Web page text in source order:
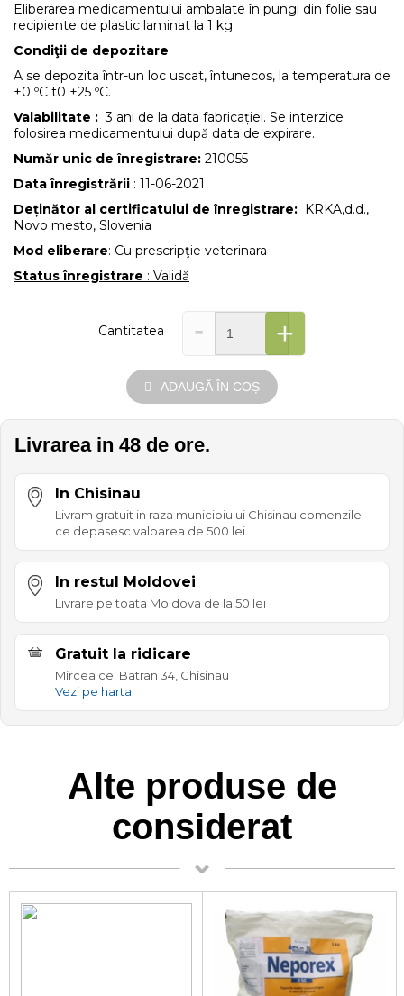
Eliberarea medicamentului ambalate în pungi din folie sau
recipiente de plastic laminat la 1 kg.
Condiţii de depozitare
A se depozita într-un loc uscat, întunecos, la temperatura de
+0 ºC t0 +25 ºC.
Valabilitate : 3 ani de la data fabricației. Se interzice
folosirea medicamentului după data de expirare.
Număr unic de înregistrare: 210055
Data înregistrării : 11-06-2021
Deținător al certificatului de înregistrare: KRKA,d.d.,
Novo mesto, Slovenia
Mod eliberare: Cu prescripţie veterinara
Status înregistrare : Validă
Cantitatea - +
ADAUGĂ ÎN COȘ
Livrarea in 48 de ore.
In Chisinau
Livram gratuit in raza municipiului Chisinau comenzile
ce depasesc valoarea de 500 lei.
In restul Moldovei
Livrare pe toata Moldova de la 50 lei
Gratuit la ridicare
Mircea cel Batran 34, Chisinau
Vezi pe harta
Alte produse de
considerat